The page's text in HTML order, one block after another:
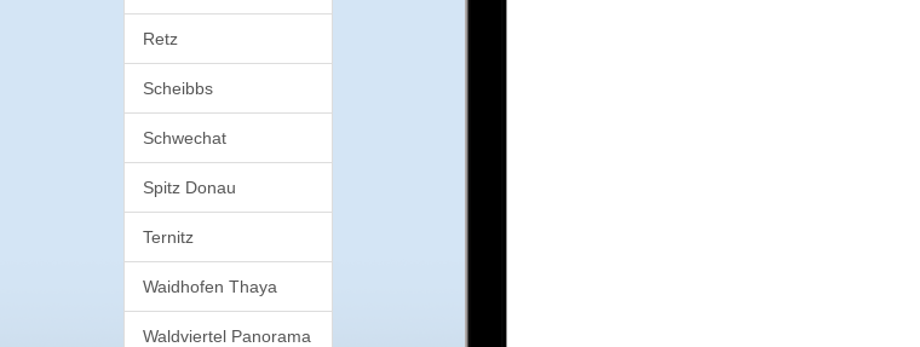
Retz
Scheibbs
Schwechat
Spitz Donau
Ternitz
Waidhofen Thaya
Waldviertel Panorama